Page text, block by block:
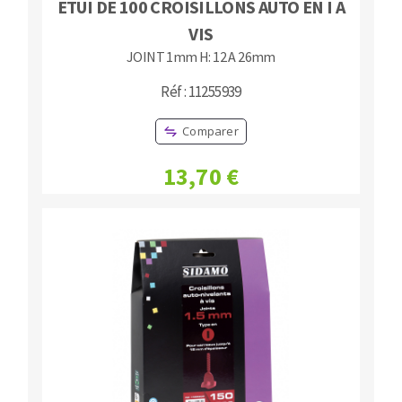
ETUI DE 100 CROISILLONS AUTO EN I A
VIS
JOINT 1mm H: 12 A 26mm
Réf : 11255939
Comparer
13,70 €